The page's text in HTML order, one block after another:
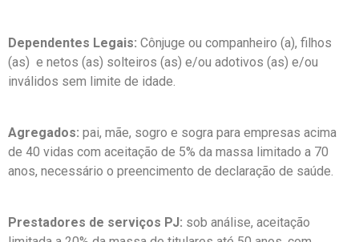
Dependentes Legais: Cônjuge ou companheiro (a), filhos
(as) e netos (as) solteiros (as) e/ou adotivos (as) e/ou
inválidos sem limite de idade.
Agregados: pai, mãe, sogro e sogra para empresas acima
de 40 vidas com aceitação de 5% da massa limitado a 70
anos, necessário o preencimento de declaração de saúde.
Prestadores de serviços PJ: sob análise, aceitação